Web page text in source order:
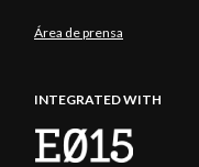
Área de prensa
INTEGRATED WITH